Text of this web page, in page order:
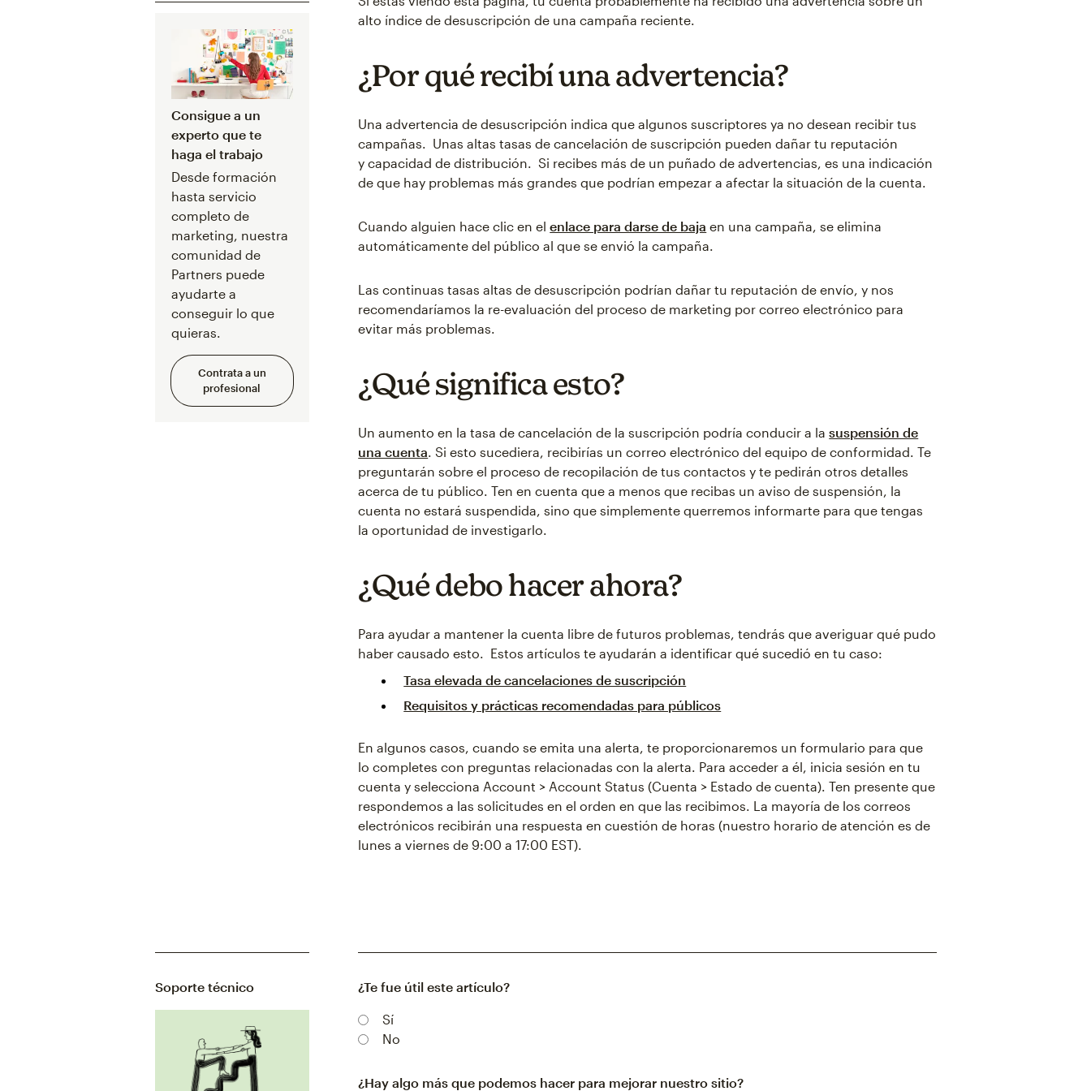
Consigue a un
experto que te
haga el trabajo
Desde formación
hasta servicio
completo de
marketing, nuestra
comunidad de
Partners puede
ayudarte a
conseguir lo que
quieras.
Contrata a un
profesional
alto índice de desuscripción de una campaña reciente.
¿Por qué recibí una advertencia?
Una advertencia de desuscripción indica que algunos suscriptores ya no desean recibir tus
campañas. Unas altas tasas de cancelación de suscripción pueden dañar tu reputación
y capacidad de distribución. Si recibes más de un puñado de advertencias, es una indicación
de que hay problemas más grandes que podrían empezar a afectar la situación de la cuenta.
Cuando alguien hace clic en elenlace para darse de baja en una campaña, se elimina
automáticamente del público al que se envió la campaña.
Las continuas tasas altas de desuscripción podrían dañar tu reputación de envío, y nos
recomendaríamos la re-evaluación del proceso de marketing por correo electrónico para
evitar más problemas.
¿Qué significa esto?
Un aumento en la tasa de cancelación de la suscripción podría conducir a lasuspensión de
una cuenta. Si esto sucediera, recibirías un correo electrónico del equipo de conformidad. Te
preguntarán sobre el proceso de recopilación de tus contactos y te pedirán otros detalles
acerca de tu público. Ten en cuenta que a menos que recibas un aviso de suspensión, la
cuenta no estará suspendida, sino que simplemente querremos informarte para que tengas
la oportunidad de investigarlo.
¿Qué debo hacer ahora?
Para ayudar a mantener la cuenta libre de futuros problemas, tendrás que averiguar qué pudo
haber causado esto. Estos artículos te ayudarán a identificar qué sucedió en tu caso:
Tasa elevada de cancelaciones de suscripción
Requisitos y prácticas recomendadas para públicos
En algunos casos, cuando se emita una alerta, te proporcionaremos un formulario para que
lo completes con preguntas relacionadas con la alerta. Para acceder a él, inicia sesión en tu
cuenta y selecciona Account > Account Status (Cuenta > Estado de cuenta). Ten presente que
respondemos a las solicitudes en el orden en que las recibimos. La mayoría de los correos
electrónicos recibirán una respuesta en cuestión de horas (nuestro horario de atención es de
lunes a viernes de 9:00 a 17:00 EST).
Soporte técnico ¿Te fue útil este artículo?
Sí
No
¿Hay algo más que podemos hacer para mejorar nuestro sitio?